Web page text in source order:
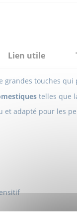
Lien utile
grandes touches qui
telles que
et adapté pour les